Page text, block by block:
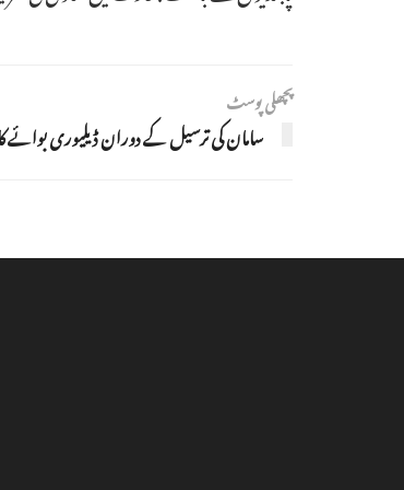
پچھلی پوسٹ
سامان کی ترسیل کے دوران ڈیلیوری